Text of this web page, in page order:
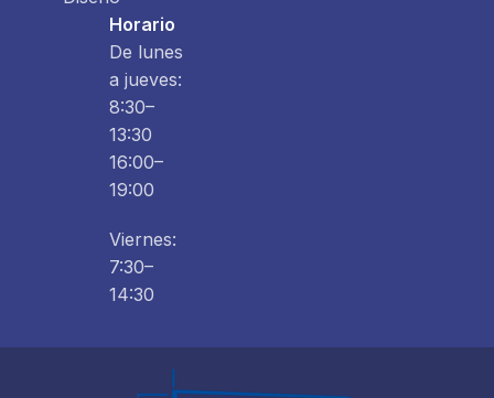
Horario
De lunes
a jueves:
8:30–
13:30
16:00–
19:00
Viernes:
7:30–
14:30